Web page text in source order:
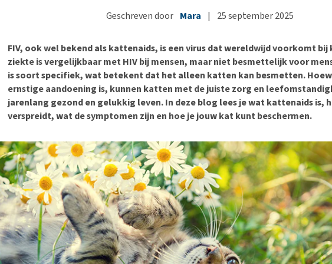
Vegan hondenvoer
Snacks
Bekijk alles
Voer- en drinkbakken
Puppy benodigdheden
Bekijk alles
Puppy apotheek
Bekijk alles
Bekijk alles
Ouderdom en dementie
Bekijk alles
Geschreven door Mara | 25 september 2025
FIV, ook wel bekend als kattenaids, is een virus dat wereldwijd voorkomt bij
ziekte is vergelijkbaar met HIV bij mensen, maar niet besmettelijk voor
is soort specifiek, wat betekent dat het alleen katten kan besmetten.
ernstige aandoening is, kunnen katten met de juiste zorg en
jarenlang gezond en gelukkig leven. In deze blog lees je wat kattenaids is,
verspreidt, wat de symptomen zijn en hoe je jouw kat kunt beschermen.